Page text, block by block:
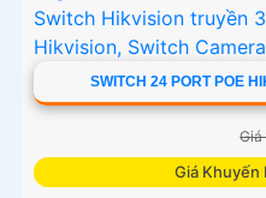
SWITCH 24 PORT POE
Giá
Giá Khuyến